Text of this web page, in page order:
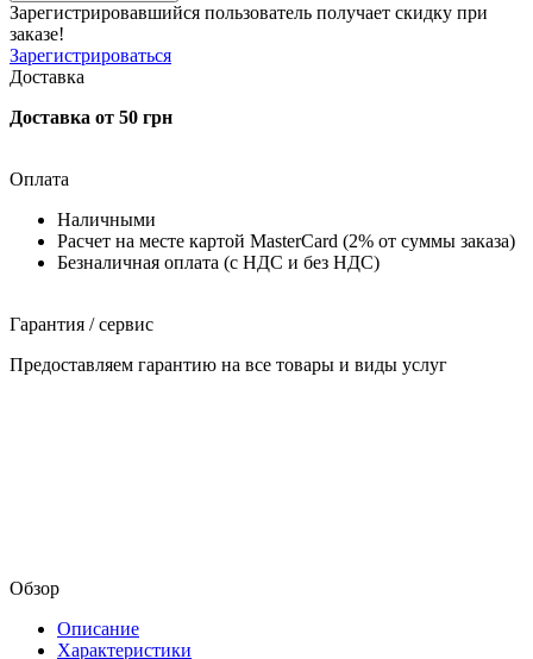
Зарегистрировавшийся пользователь получает скидку при
заказе!
Зарегистрироваться
Доставка
Доставка от 50 грн
Оплата
Наличными
Расчет на месте картой MasterCard (2% от суммы заказа)
Безналичная оплата (с НДС и без НДС)
Гарантия / сервис
Предоставляем гарантию на все товары и виды услуг
Обзор
Описание
Характеристики